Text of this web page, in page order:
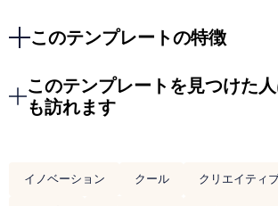
このテンプレートの特徴
このテンプレートを見つけた
も訪れます
イノベーション クール クリエイティ